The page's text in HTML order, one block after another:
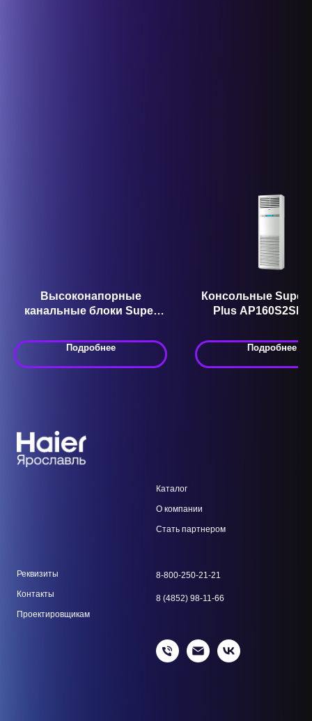
Высоконапорные
канальные блоки Super
1U140S2SN1FA ADH
Подробнее
Консольные Super
Plus
Подробнее
Каталог
О компании
Стать партнером
Реквизиты
Контакты
Проектировщикам
8-800-250-21-21
8 (4852) 98-11-66